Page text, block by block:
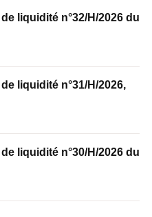
liquidité n°32/H/2026 du
liquidité n°31/H/2026,
liquidité n°30/H/2026 du